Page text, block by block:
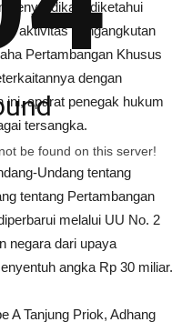
penyelidikan, diketahui
aktivitas pengangkutan
Pertambangan Khusus
dengan
ini, aparat penegak hukum
tersangka.
Undang tentang
tentang Pertambangan
melalui UU No. 2
negara dari upaya
angka Rp 30 miliar.
be found on this server!